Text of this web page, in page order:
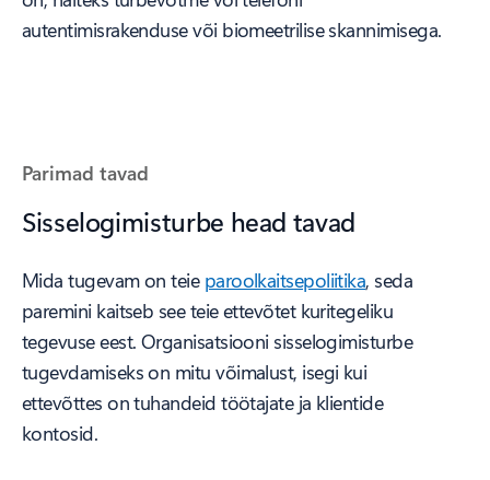
autentimisrakenduse või biomeetrilise skannimisega.
Parimad tavad
Sisselogimisturbe head tavad
Mida tugevam on teie paroolkaitsepoliitika, seda
paremini kaitseb see teie ettevõtet kuritegeliku
tegevuse eest. Organisatsiooni sisselogimisturbe
tugevdamiseks on mitu võimalust, isegi kui
ettevõttes on tuhandeid töötajate ja klientide
kontosid.